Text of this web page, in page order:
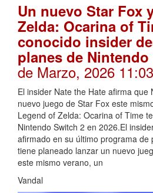
Un nuevo Star Fox
Zelda: Ocarina of
conocido insider
planes de Nintendo
de Marzo, 2026 11:03
El insider Nate the Hate afirma que
nuevo juego de Star Fox este
Legend of Zelda: Ocarina of Time
Nintendo Switch 2 en 2026.El
afirmado en su último programa de
tiene planeado lanzar un nuevo
este mismo verano, un
Vandal